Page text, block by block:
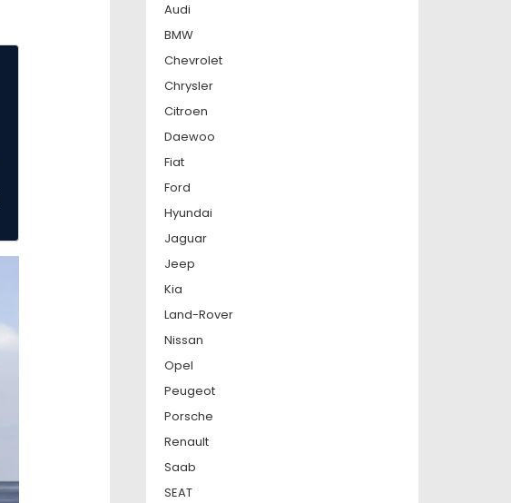
Audi
BMW
Chevrolet
Chrysler
Citroen
Daewoo
Fiat
Ford
Hyundai
Jaguar
Jeep
Kia
Land-Rover
Nissan
Opel
Peugeot
Porsche
Renault
Saab
SEAT